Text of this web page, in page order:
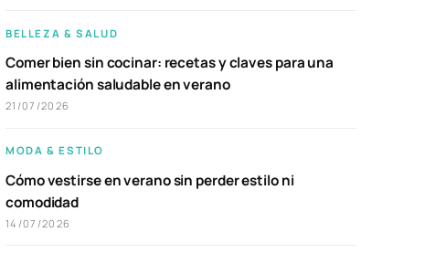
BELLEZA & SALUD
Comer bien sin cocinar: recetas y claves para una
alimentación saludable en verano
21/07/2026
MODA & ESTILO
Cómo vestirse en verano sin perder estilo ni
comodidad
14/07/2026